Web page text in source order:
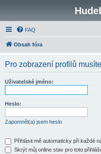
FAQ
Obsah fóra
Pro zobrazení profilů
Uživatelské jméno:
Heslo:
Zapomněl(a) jsem heslo
Přihlásit mě automaticky při každé
Skrýt můj online stav pro toto